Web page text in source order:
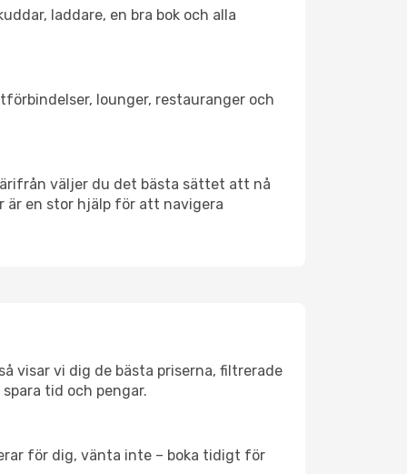
laddare, en bra bok och alla
lounger, restauranger och
väljer du det bästa sättet att nå
är en stor hjälp för att navigera
visar vi dig de bästa priserna, filtrerade
tid och pengar.
för dig, vänta inte – boka tidigt för